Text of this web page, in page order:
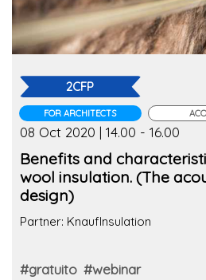
2CFP
FOR ARCHITECTS
08 Oct 2020 | 14.00 - 16.00
Benefits and
wool insulation. (The
design)
Partner: KnaufInsulation
#gratuito #webinar